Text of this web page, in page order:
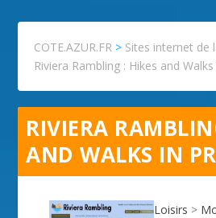
COTE.AZUR.FR > Sites internet de
Riviera Rambling : Hikes and
RIVIERA
AND WALKS IN
Loisirs >